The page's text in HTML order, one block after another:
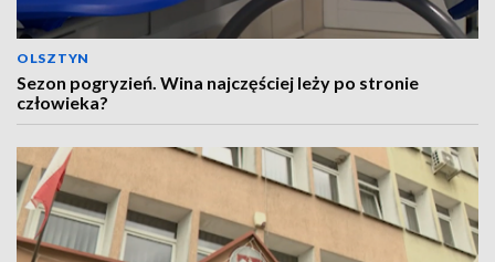
OLSZTYN
Sezon pogryzień. Wina najczęściej leży po stronie
człowieka?